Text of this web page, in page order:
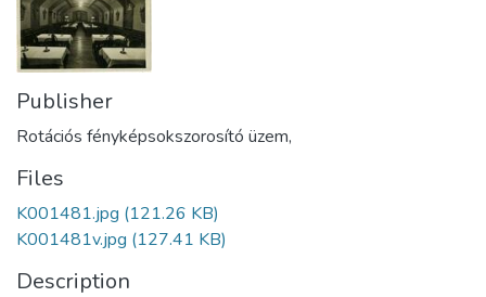
Publisher
Rotációs fényképsokszorosító üzem,
Files
K001481.jpg (121.26 KB)
K001481v.jpg (127.41 KB)
Description